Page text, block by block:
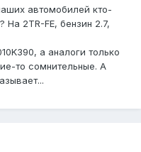
автомобилей кто-
На 2TR-FE, бензин 2.7,
а аналоги только
то сомнительные. А